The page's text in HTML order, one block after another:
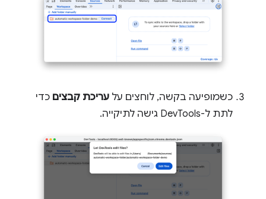
כשמופיעה בקשה, לוחצים על עריכת קבצים כדי
לתת ל-DevTools גישה לתיקייה.